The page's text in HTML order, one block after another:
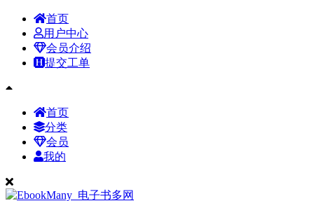
首页
用户中心
会员介绍
提交工单
首页
分类
会员
我的